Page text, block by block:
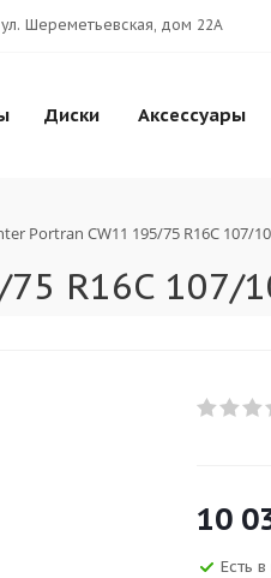
Шереметьевская, дом 22А
Диски Аксессуары
Portran CW11 195/75 R16C 107/
R16C 107/
10
Есть